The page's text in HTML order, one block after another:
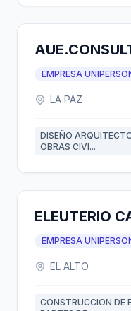
EMPRESA
LA PAZ
DISEÑO
OBRAS CIVI...
ELEUTERIO
EMPRESA
EL ALTO
CONSTRUCCION DE